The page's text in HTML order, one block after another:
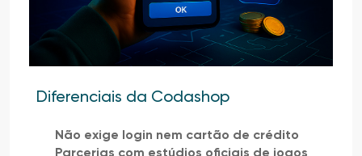
Diferenciais da Codashop
Não exige login nem cartão de crédito
Parcerias com estúdios oficiais de jogos